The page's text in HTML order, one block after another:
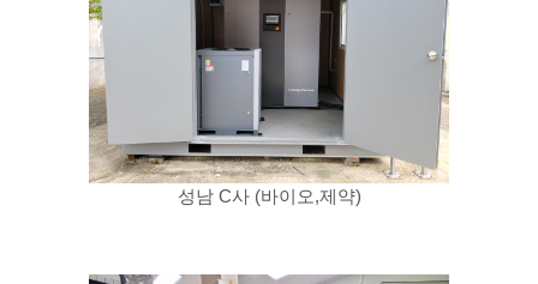
성남 C사 (바이오,제약)